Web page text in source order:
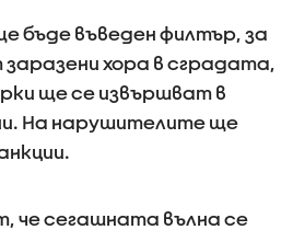
бъде въведен филтър, за
хора в сградата,
ще се извършват в
На нарушителите ще
сегашната вълна се